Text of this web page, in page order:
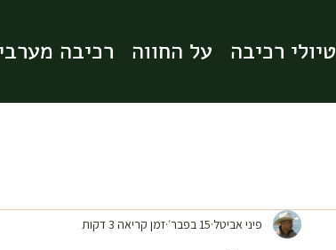
טיולי רכיבה על החווה רכיבה טיולי רכיבה על החווה רכיבה
פיני אביטל 15 בפבר׳ זמן קריאה 3 דקות